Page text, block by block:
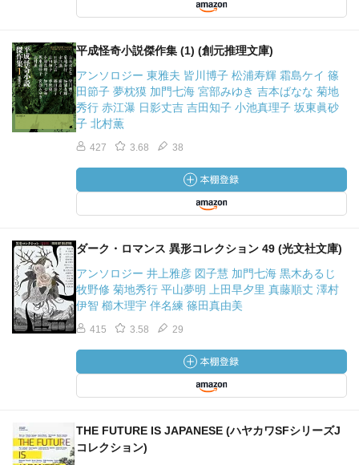
平成怪奇小説傑作集 (1) (創元推理文庫)
アンソロジー 東雅夫 皆川博子 松浦寿輝 霜島ケイ 篠
田節子 夢枕獏 加門七海 宮部みゆき 吉本ばなな 菊地
秀行 赤江瀑 日影丈吉 吉田知子 小池真理子 坂東眞砂
子 北村薫
427 3.68 38
ダーク・ロマンス 異形コレクション 49 (光文社文庫)
アンソロジー 井上雅彦 図子慧 加門七海 黒木あるじ
牧野修 菊地秀行 平山夢明 上田早夕里 真藤順丈 澤村
伊智 櫛木理宇 伴名練 篠田真由美
415 3.58 29
THE FUTURE IS JAPANESE (ハヤカワSFシリーズJ
コレクション)